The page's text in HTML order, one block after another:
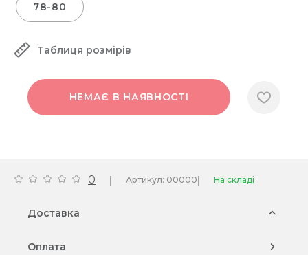
78-80
Таблиця розмірів
НЕМАЄ В НАЯВНОСТІ
0 | Артикул: 00000| На складі
Доставка
Оплата